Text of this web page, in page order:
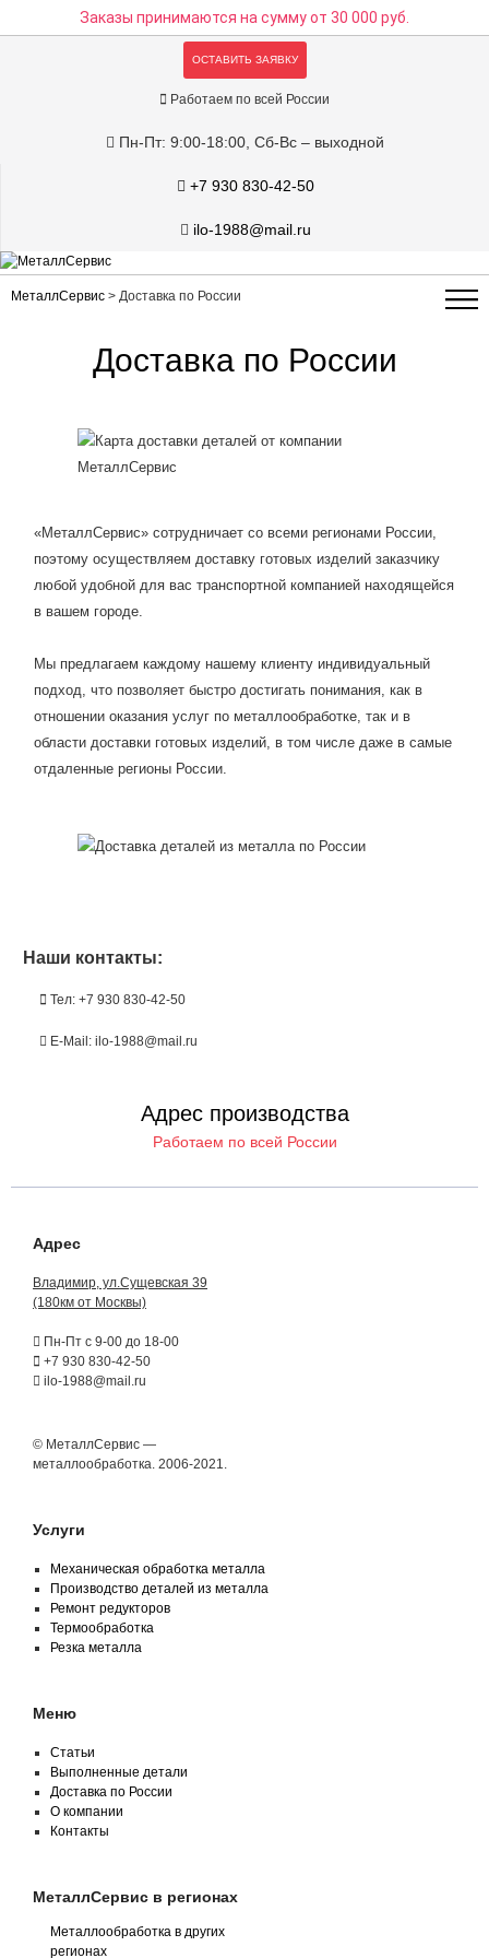
Заказы принимаются на суммуот 30 000 руб.
ОСТАВИТЬ ЗАЯВКУ
Работаем по всей России
Пн-Пт: 9:00-18:00, Сб-Вс – выходной
+7 930 830-42-50
ilo-1988@mail.ru
МеталлСервис > Доставка по России
Доставка по России
«МеталлСервис» сотрудничает со всеми регионами России,
поэтому осуществляем доставку готовых изделий заказчику
любой удобной для вас транспортной компанией находящейся
в вашем городе.
Мы предлагаем каждому нашему клиенту индивидуальный
подход, что позволяет быстро достигать понимания, как в
отношении оказания услуг по металлообработке, так и в
области доставки готовых изделий, в том числе даже в самые
отдаленные регионы России.
Наши контакты:
Тел: +7 930 830-42-50
E-Mail: ilo-1988@mail.ru
Адрес производства
Работаем по всей России
Адрес
Владимир, ул.Сущевская 39
(180км от Москвы)
Пн-Пт с 9-00 до 18-00
+7 930 830-42-50
ilo-1988@mail.ru
© МеталлСервис —
металлообработка. 2006-2021.
Услуги
Механическая обработка металла
Производство деталей из металла
Ремонт редукторов
Термообработка
Резка металла
Меню
Статьи
Выполненные детали
Доставка по России
О компании
Контакты
МеталлСервис в регионах
Металлообработка в других
регионах